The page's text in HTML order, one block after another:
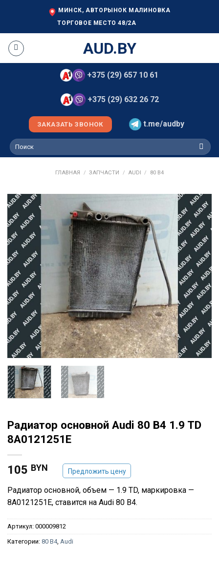
МИНСК, АВТОРЫНОК МАЛИНОВКА
ТОРГОВОЕ МЕСТО 48/2А
AUD.BY
+375 (29) 657 10 61
+375 (29) 632 26 72
ЗАКАЗАТЬ ЗВОНОК t.me/audby
Искать:
ГЛАВНАЯ / ЗАПЧАСТИ / AUDI / 80 B4
Радиатор основной Audi 80 B4 1.9 TD
8A0121251E
105 BYN Предложить цену
Радиатор основной, объем — 1.9 TD, маркировка —
8A0121251E, ставится на Audi 80 B4.
Артикул: 000009812
Категории: 80 B4, Audi